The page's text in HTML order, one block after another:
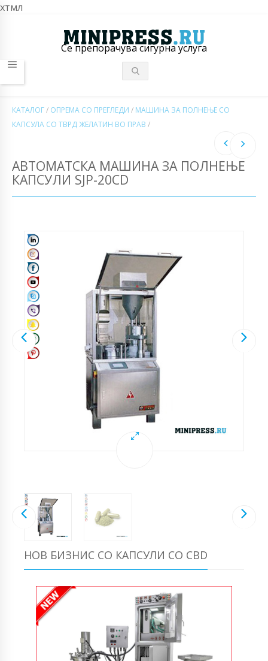
хтмл
Се препорачува сигурна услуга
КАТАЛОГ/ ОПРЕМА СО ПРЕГЛЕДИ / МАШИНА ЗА ПОЛНЕЊЕ СО
КАПСУЛА СО ТВРД ЖЕЛАТИН ВО ПРАВ /
АВТОМАТСКА МАШИНА ЗА ПОЛНЕЊЕ
КАПСУЛИ SJP-20CD
НОВ БИЗНИС СО КАПСУЛИ СО CBD